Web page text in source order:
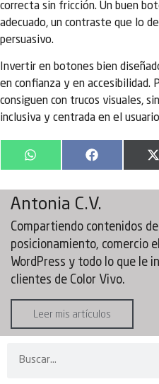
correcta sin fricción. Un buen
adecuado, un contraste que lo
persuasivo.
Invertir en botones bien
en confianza y en accesibilidad.
consiguen con trucos visuales,
inclusiva y centrada en el
WhatsApp Facebook
Antonia C.V.
Compartiendo contenidos
posicionamiento, comercio
WordPress y todo lo que le
clientes de Color Vivo.
Leer mis artículos